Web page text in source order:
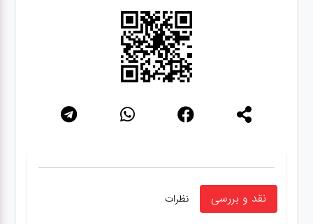
نقد و بررسی نظرات